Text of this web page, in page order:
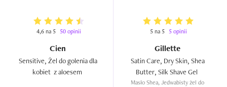
4,6 na 5 50 opinii
Cien
Sensitive, Żel do golenia dla
5 na 5 5 opinii
Gillette
Satin Care, Dry Skin, Shea
Masło Shea, Jedwabisty żel do